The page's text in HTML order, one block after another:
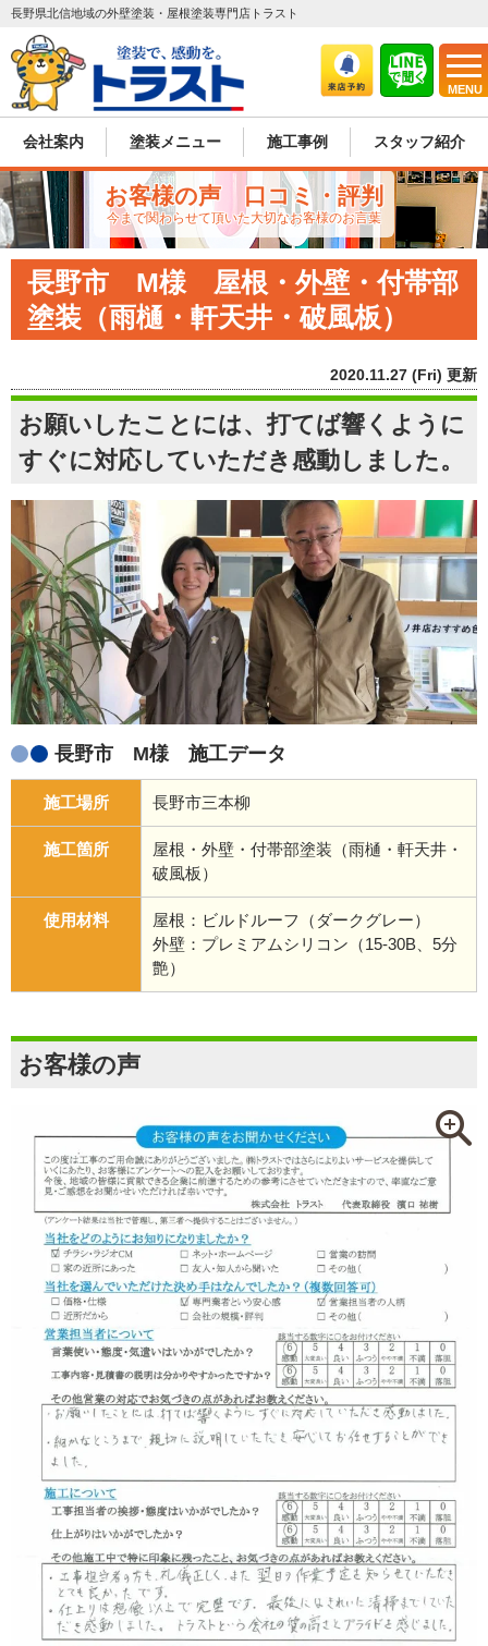
MENU
長野県北信地域の外壁塗装・屋根塗装専門店トラスト
会社案内 塗装メニュー 施工事例 スタッフ紹介
お客様の声 口コミ・評判
今まで関わらせて頂いた大切なお客様のお言葉
長野市 M様 屋根・外壁・付帯部
塗装（雨樋・軒天井・破風板）
2020.11.27 (Fri) 更新
お願いしたことには、打てば響くように
すぐに対応していただき感動しました。
長野市 M様 施工データ
施工場所 長野市三本柳
施工箇所
屋根・外壁・付帯部塗装（雨樋・軒天井・
破風板）
使用材料
屋根：ビルドルーフ（ダークグレー）
外壁：プレミアムシリコン（15-30B、5分
艶）
お客様の声